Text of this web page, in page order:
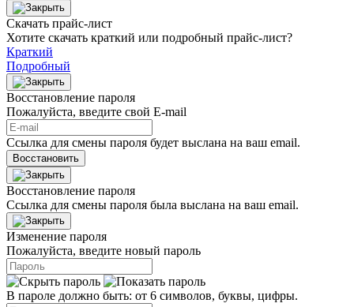
Скачать прайс-лист
Хотите скачать краткий или подробный прайс-лист?
Краткий
Подробный
Восстановление пароля
Пожалуйста, введите свой E‑mail
Ссылка для смены пароля будет выслана на ваш email.
Восстановить
Восстановление пароля
Ссылка для смены пароля была выслана на ваш email.
Изменение пароля
Пожалуйста, введите новый пароль
В пароле должно быть: от 6 символов, буквы, цифры.